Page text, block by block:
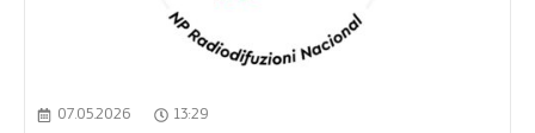
07.05.2026 13:29